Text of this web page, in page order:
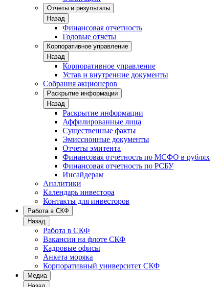
Отчеты и результаты
Назад
Финансовая отчетность
Годовые отчеты
Корпоративное управление
Назад
Корпоративное управление
Устав и внутренние документы
Собрания акционеров
Раскрытие информации
Назад
Раскрытие информации
Аффилированные лица
Существенные факты
Эмиссионные документы
Отчеты эмитента
Финансовая отчетность по МСФО в рублях
Финансовая отчетность по РСБУ
Инсайдерам
Аналитики
Календарь инвестора
Контакты для инвесторов
Работа в СКФ
Назад
Работа в СКФ
Вакансии на флоте СКФ
Кадровые офисы
Анкета моряка
Корпоративный университет СКФ
Медиа